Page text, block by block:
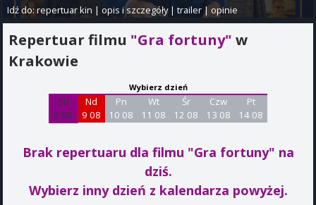
Idź do:repertuar kin |opis i szczegóły|trailer |opinie
Repertuar filmu "Gra fortuny" w
Krakowie
Wybierz dzień
Sb
8 08
Nd
9 08
Pn
10 08
Wt
11 08
Śr
12 08
Czw
13 08
Pt
14 08
Brak repertuaru dla filmu "Gra fortuny" na
dziś.
Wybierz inny dzień z kalendarza powyżej.